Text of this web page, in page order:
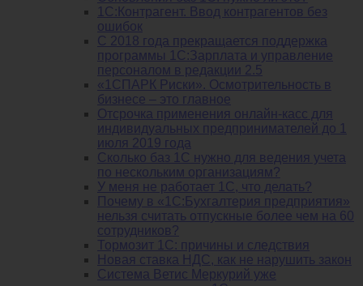
1С:Контрагент. Ввод контрагентов без
ошибок
С 2018 года прекращается поддержка
программы 1С:Зарплата и управление
персоналом в редакции 2.5
«1СПАРК Риски». Осмотрительность в
бизнесе – это главное
Отсрочка применения онлайн-касс для
индивидуальных предпринимателей до 1
июля 2019 года
Сколько баз 1C нужно для ведения учета
по нескольким организациям?
У меня не работает 1С, что делать?
Почему в «1С:Бухгалтерия предприятия»
нельзя считать отпускные более чем на 60
сотрудников?
Тормозит 1C: причины и следствия
Новая ставка НДС, как не нарушить закон
Система Ветис Меркурий уже